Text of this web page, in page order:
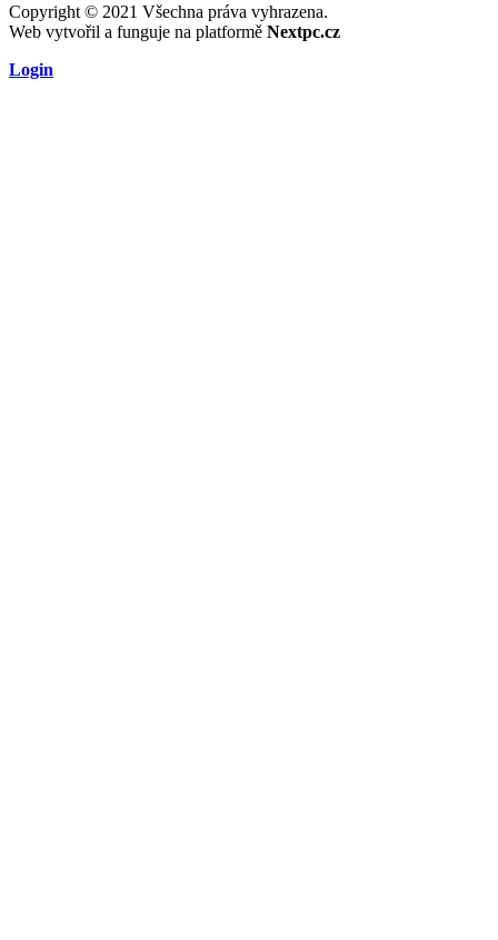
Copyright © 2021 Všechna práva vyhrazena.
Web vytvořil a funguje na platformě Nextpc.cz
Login